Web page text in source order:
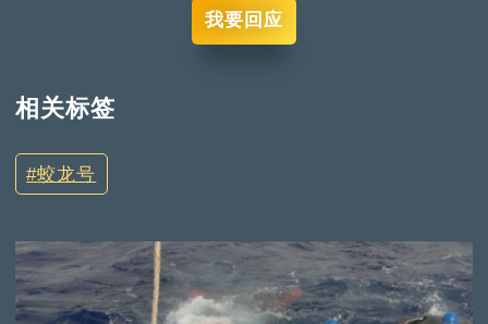
我要回应
相关标签
蛟龙号